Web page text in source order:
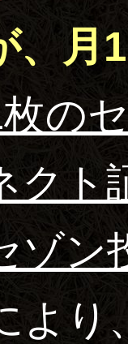
、月
の
ク
ゾン
より